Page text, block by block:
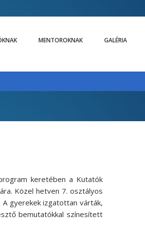
MENTOROKNAK GALÉRIA
keretében a Kutatók
Közel hetven 7. osztályos
A gyerekek izgatottan várták,
bemutatókkal színesített